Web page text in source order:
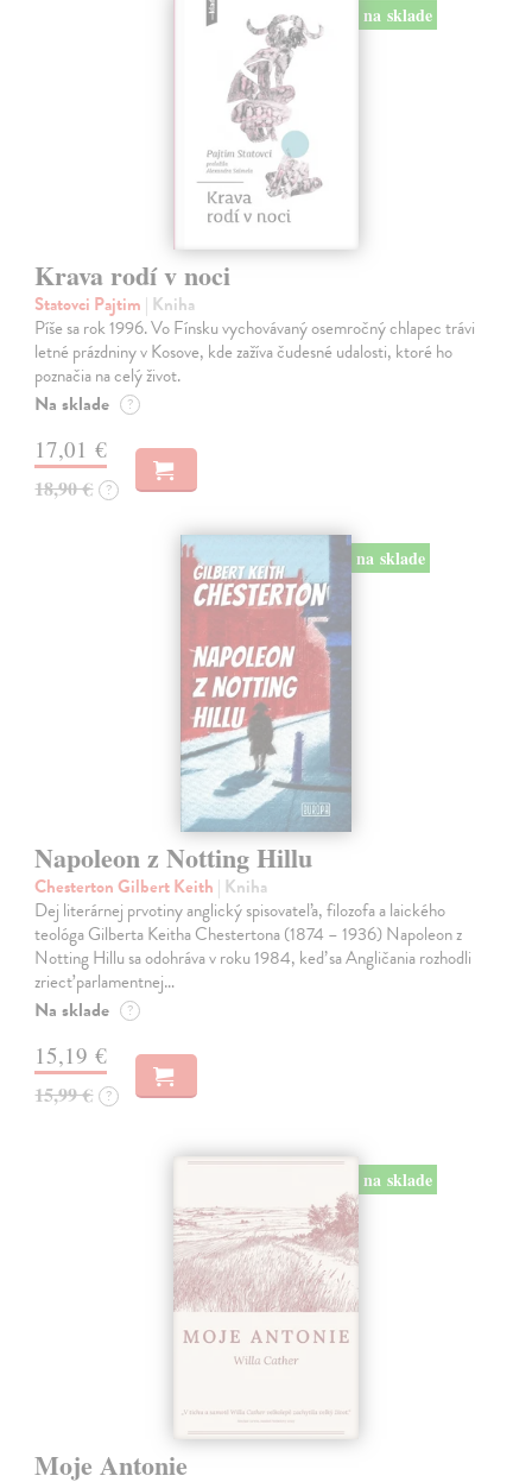
na sklade
Krava rodí v noci
Statovci Pajtim | Kniha
Píše sa rok 1996. Vo Fínsku vychovávaný osemročný chlapec trávi
letné prázdniny v Kosove, kde zažíva čudesné udalosti, ktoré ho
poznačia na celý život.
Na sklade ?
17,01 €
18,90 € ?
na sklade
Napoleon z Notting Hillu
Chesterton Gilbert Keith | Kniha
Dej literárnej prvotiny anglický spisovateľa, filozofa a laického
teológa Gilberta Keitha Chestertona (1874 – 1936) Napoleon z
Notting Hillu sa odohráva v roku 1984, keď sa Angličania rozhodli
zriecť parlamentnej…
Na sklade ?
15,19 €
15,99 € ?
na sklade
Moje Antonie